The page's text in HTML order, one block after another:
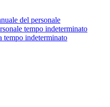
del personale
tempo indeterminato
tempo indeterminato